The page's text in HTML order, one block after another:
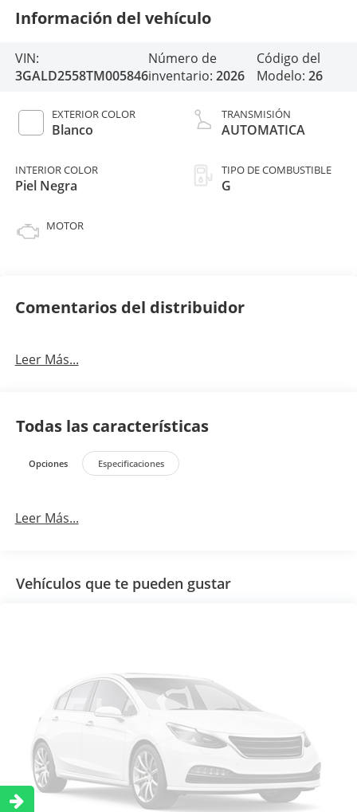
Información del vehículo
VIN:
3GALD2558TM005846
Número de
inventario: 2026
Código del
Modelo: 26
EXTERIOR COLOR
Blanco
INTERIOR COLOR
Piel Negra
MOTOR
TRANSMISIÓN
AUTOMATICA
TIPO DE COMBUSTIBLE
G
Comentarios del distribuidor
Leer Más...
Todas las características
Opciones Especificaciones
Leer Más...
Vehículos que te pueden gustar